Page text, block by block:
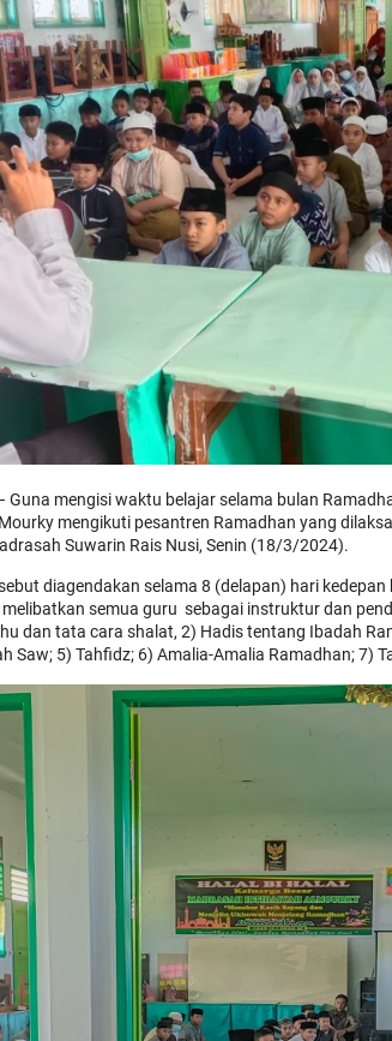
Guna mengisi waktu belajar selama bulan
mengikuti pesantren Ramadhan yang
Suwarin Rais Nusi, Senin (18/3/2024).
diagendakan selama 8 (delapan) hari
melibatkan semua guru sebagai instruktur dan
dan tata cara shalat, 2) Hadis tentang Ibadah
Saw; 5) Tahfidz; 6) Amalia-Amalia Ramadhan; 7)